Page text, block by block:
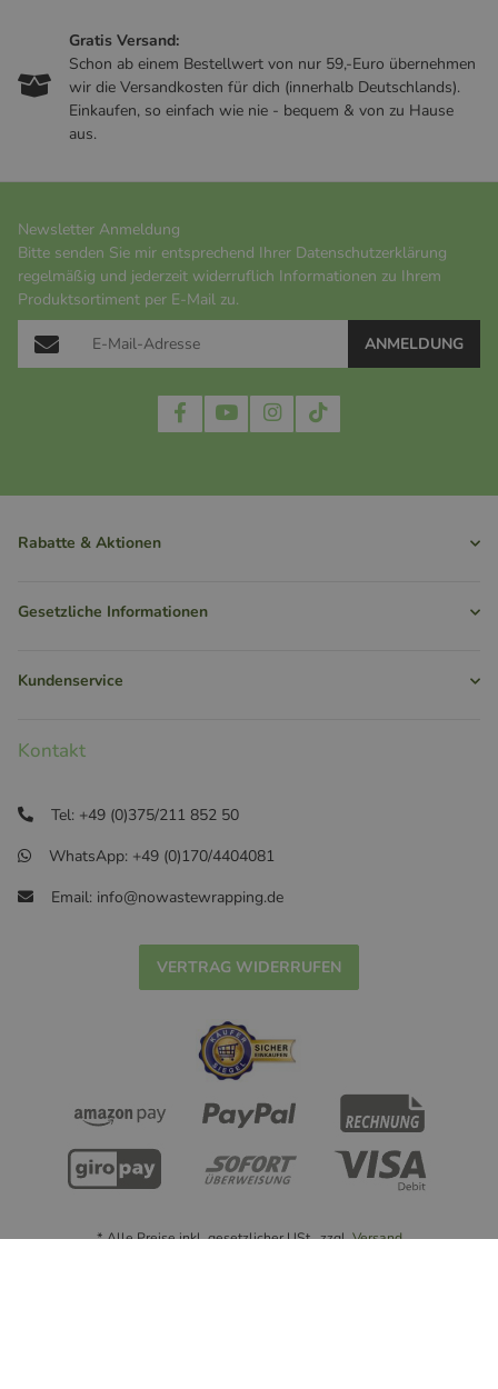
Gratis Versand:
Schon ab einem Bestellwert von nur 59,-Euro übernehmen
wir die Versandkosten für dich (innerhalb Deutschlands).
Einkaufen, so einfach wie nie - bequem & von zu Hause
aus.
Newsletter Anmeldung
Bitte senden Sie mir entsprechend Ihrer Datenschutzerklärung
regelmäßig und jederzeit widerruflich Informationen zu Ihrem
Produktsortiment per E-Mail zu.
ANMELDUNG
Rabatte & Aktionen
Gesetzliche Informationen
Kundenservice
Kontakt
Tel: +49 (0)375/211 852 50
WhatsApp: +49 (0)170/4404081
Email: info@nowastewrapping.de
VERTRAG WIDERRUFEN
* Alle Preise inkl. gesetzlicher USt., zzgl.Versand